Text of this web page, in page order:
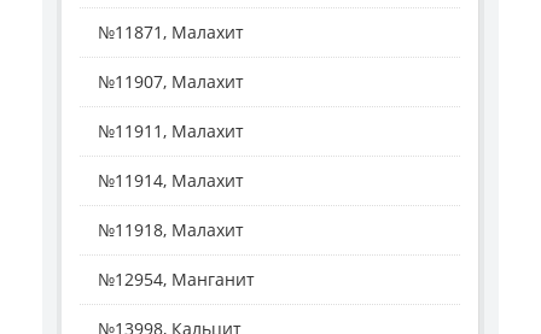
№11871, Малахит
№11907, Малахит
№11911, Малахит
№11914, Малахит
№11918, Малахит
№12954, Манганит
№13998, Кальцит